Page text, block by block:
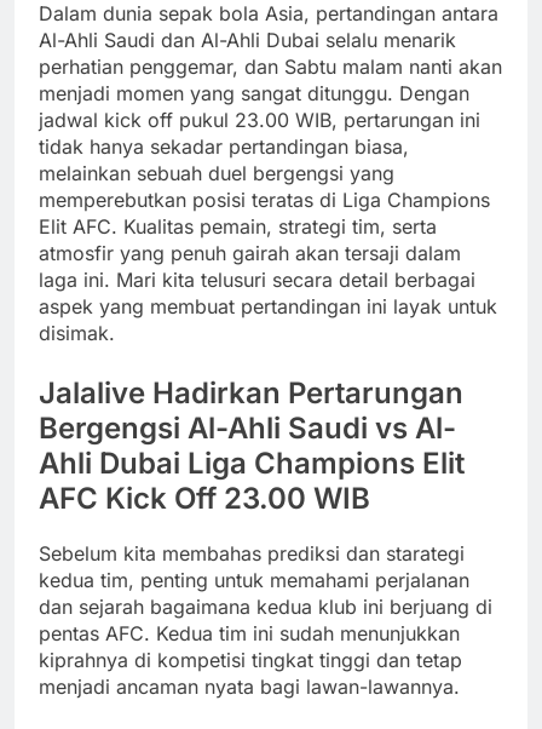
Dalam dunia sepak bola Asia, pertandingan antara
Al-Ahli Saudi dan Al-Ahli Dubai selalu menarik
perhatian penggemar, dan Sabtu malam nanti akan
menjadi momen yang sangat ditunggu. Dengan
jadwal kick off pukul 23.00 WIB, pertarungan ini
tidak hanya sekadar pertandingan biasa,
melainkan sebuah duel bergengsi yang
memperebutkan posisi teratas di Liga Champions
Elit AFC. Kualitas pemain, strategi tim, serta
atmosfir yang penuh gairah akan tersaji dalam
laga ini. Mari kita telusuri secara detail berbagai
aspek yang membuat pertandingan ini layak untuk
disimak.
Jalalive Hadirkan Pertarungan
Bergengsi Al-Ahli Saudi vs Al-
Ahli Dubai Liga Champions Elit
AFC Kick Off 23.00 WIB
Sebelum kita membahas prediksi dan starategi
kedua tim, penting untuk memahami perjalanan
dan sejarah bagaimana kedua klub ini berjuang di
pentas AFC. Kedua tim ini sudah menunjukkan
kiprahnya di kompetisi tingkat tinggi dan tetap
menjadi ancaman nyata bagi lawan-lawannya.